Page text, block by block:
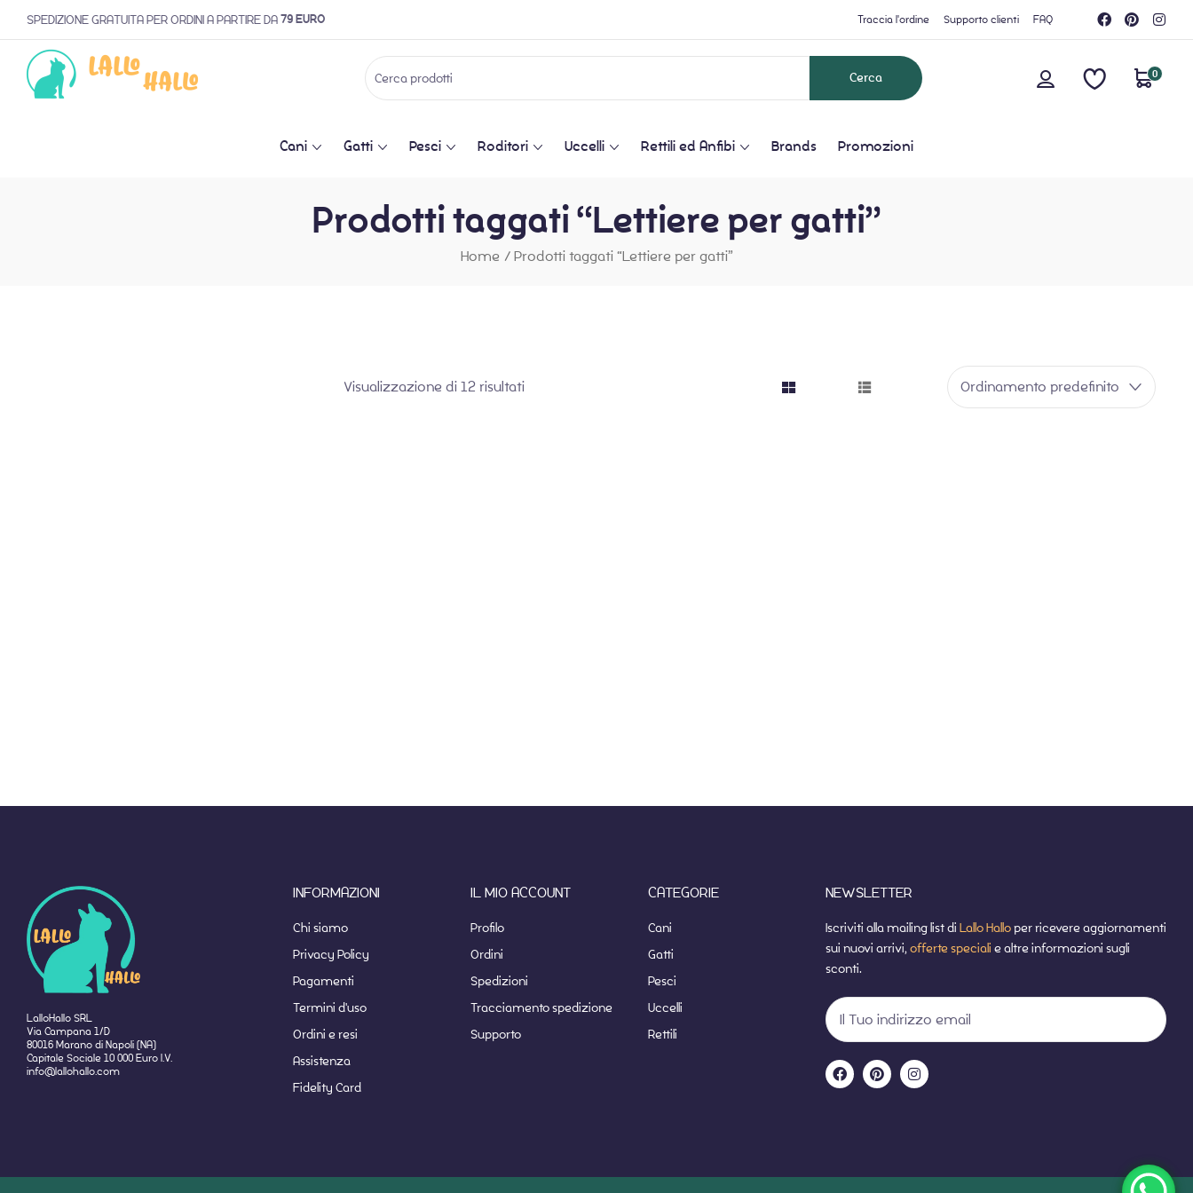
SPEDIZIONE GRATUITA PER ORDINI A PARTIRE DA79 EURO Traccia l'ordine Supporto clienti FAQ
0
Cani Gatti Pesci Roditori Uccelli Rettili ed Anfibi Brands Promozioni
Prodotti taggati “Lettiere per gatti”
Home / Prodotti taggati “Lettiere per gatti”
Visualizzazione di 12 risultati list button Ordinamento predefinito
LalloHallo SRL
Via Campana 1/D
80016 Marano di Napoli (NA)
Capitale Sociale 10 000 Euro I.V.
info@lallohallo.com
INFORMAZIONI
Chi siamo
Privacy Policy
Pagamenti
Termini d'uso
Ordini e resi
Assistenza
Fidelity Card
IL MIO ACCOUNT
Profilo
Ordini
Spedizioni
Tracciamento spedizione
Supporto
CATEGORIE
Cani
Gatti
Pesci
Uccelli
Rettili
NEWSLETTER
Iscriviti alla mailing list di Lallo Halloper ricevere aggiornamenti
sui nuovi arrivi,offerte speciali e altre informazioni sugli
sconti.